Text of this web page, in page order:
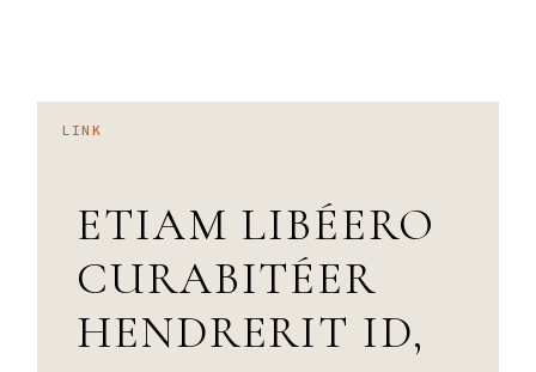
LINK
ETIAM LIBÉERO
CURABITÉER
HENDRERIT ID,